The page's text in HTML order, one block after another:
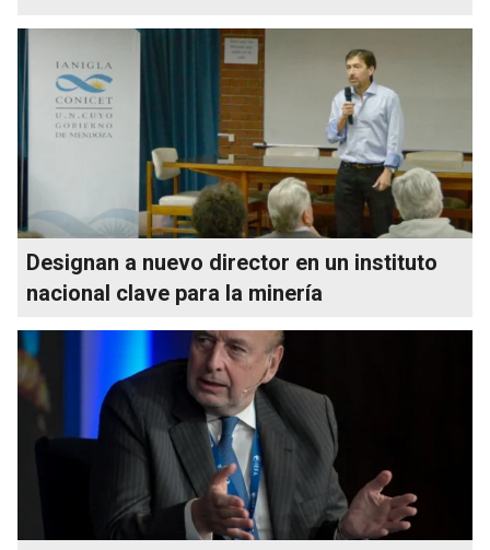
Designan a nuevo director en un instituto
nacional clave para la minería